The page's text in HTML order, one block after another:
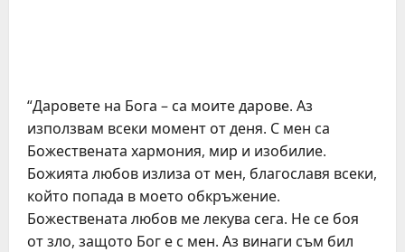
“Даровете на Бога – са моите дарове. Аз
използвам всеки момент от деня. С мен са
Божествената хармония, мир и изобилие.
Божията любов излиза от мен, благославя всеки,
който попада в моето обкръжение.
Божествената любов ме лекува сега. Не се боя
от зло, защото Бог е с мен. Аз винаги съм бил